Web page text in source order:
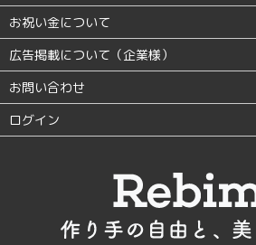
お祝い金について
広告掲載について（企業様）
お問い合わせ
ログイン